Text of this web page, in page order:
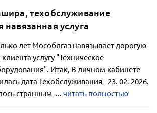
техобслуживание
услуга
лет Мособлгаз навязывает дорогую
услугу "Техническое
Итак, В личном кабинете
дата Техобслуживания - 23. 02. 2026.
странным -... читать полностью